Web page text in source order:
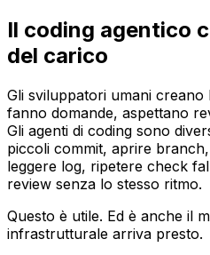
Il coding agentico
del carico
Gli sviluppatori umani
fanno domande, aspettano
Gli agenti di coding sono
piccoli commit, aprire
leggere log, ripetere check
review senza lo stesso ritmo.
Questo è utile. Ed è anche il
infrastrutturale arriva presto.